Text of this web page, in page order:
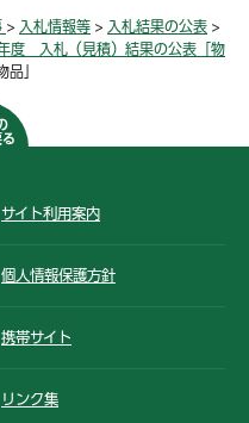
> 入札情報等 > 入札結果の公表 >
度 入札（見積）結果の公表「物
品」
サイト利用案内
個人情報保護方針
携帯サイト
リンク集